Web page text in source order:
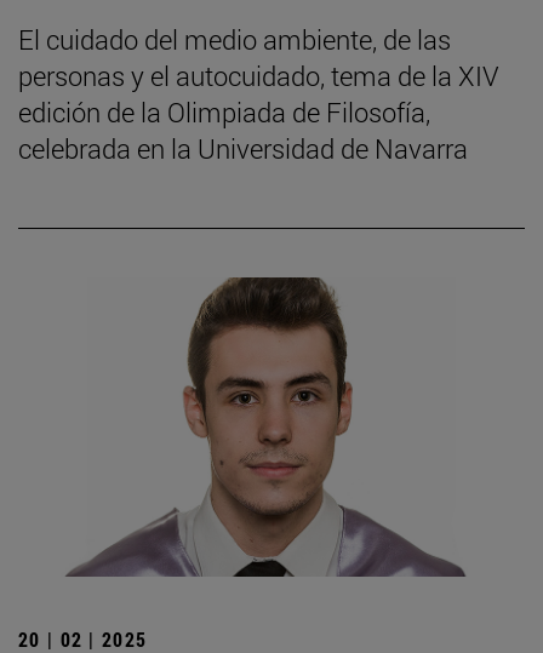
El cuidado del medio ambiente, de las
personas y el autocuidado, tema de la XIV
edición de la Olimpiada de Filosofía,
celebrada en la Universidad de Navarra
20 | 02 | 2025